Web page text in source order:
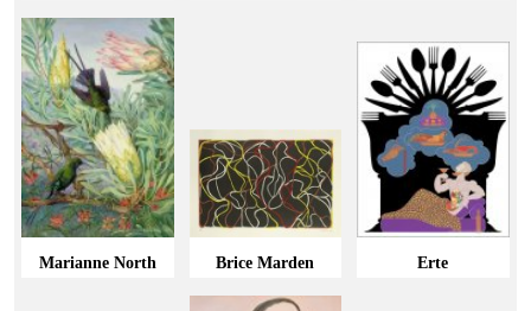
Marianne North Brice Marden Erte